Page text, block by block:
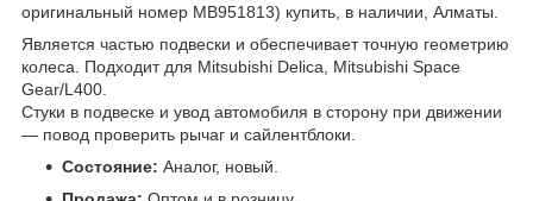
оригинальный номер MB951813) купить, в наличии, Алматы.
Является частью подвески и обеспечивает точную геометрию
колеса. Подходит для Mitsubishi Delica, Mitsubishi Space
Gear/L400.
Стуки в подвеске и увод автомобиля в сторону при движении
— повод проверить рычаг и сайлентблоки.
Состояние: Аналог, новый.